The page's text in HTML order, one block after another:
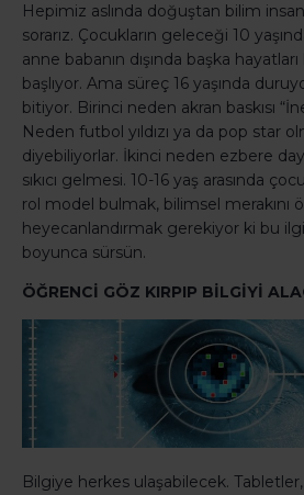
Hepimiz aslında doğuştan bilim
sorarız. Çocukların geleceği 10
anne babanın dışında başka
başlıyor. Ama süreç 16 yaşında
bitiyor. Birinci neden akran baskısı
Neden futbol yıldızı ya da pop star
diyebiliyorlar. İkinci neden ezbere
sıkıcı gelmesi. 10-16 yaş arasında
rol model bulmak, bilimsel merakını
heyecanlandırmak gerekiyor ki bu
boyunca sürsün.
ÖĞRENCİ GÖZ KIRPIP BİLGİYİ
Bilgiye herkes ulaşabilecek.